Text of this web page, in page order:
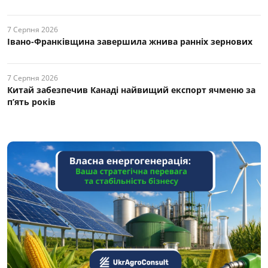
7 Серпня 2026
Івано-Франківщина завершила жнива ранніх зернових
7 Серпня 2026
Китай забезпечив Канаді найвищий експорт ячменю за
п’ять років